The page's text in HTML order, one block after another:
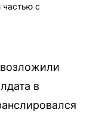
частью с
в